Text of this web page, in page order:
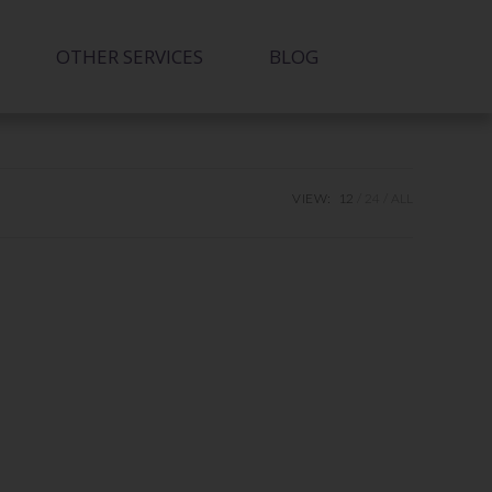
OTHER SERVICES BLOG
VIEW: 12